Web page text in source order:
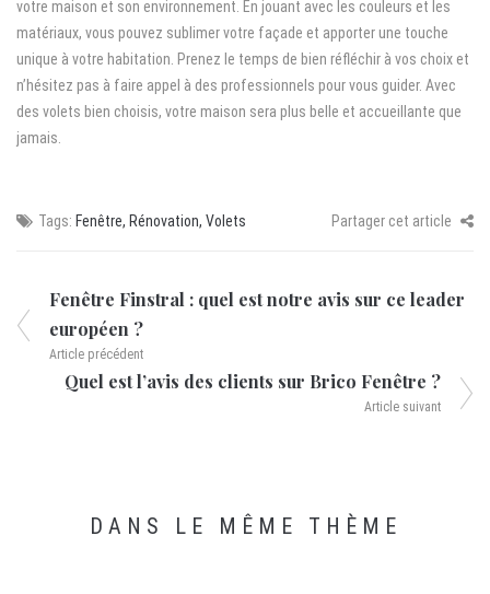
votre maison et son environnement. En jouant avec les couleurs et les
matériaux, vous pouvez sublimer votre façade et apporter une touche
unique à votre habitation. Prenez le temps de bien réfléchir à vos choix et
n’hésitez pas à faire appel à des professionnels pour vous guider. Avec
des volets bien choisis, votre maison sera plus belle et accueillante que
jamais.
Tags: Fenêtre, Rénovation, Volets Partager cet article
Fenêtre Finstral : quel est notre avis sur ce leader
européen ?
Article précédent
Quel est l’avis des clients sur Brico Fenêtre ?
Article suivant
DANS LE MÊME THÈME